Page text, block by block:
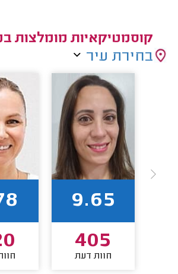
קוסמטיקאיות מומלצות
בחירת עיר
9.65
405
חוות דעת